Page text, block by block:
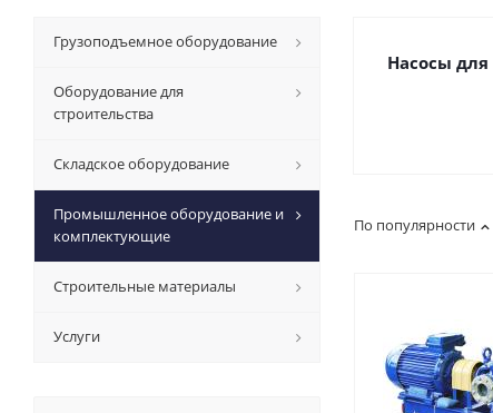
Насосы
По популярности
Грузоподъемное оборудование
Оборудование для
строительства
Складское оборудование
Промышленное оборудование и
комплектующие
Строительные материалы
Услуги